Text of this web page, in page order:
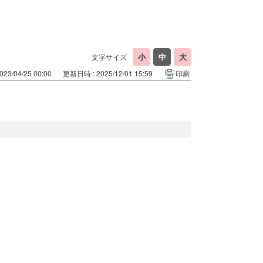
文字サイズ
04/25 00:00 更新日時 : 2025/12/01 15:59 印刷